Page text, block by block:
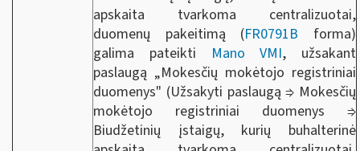
apskaita tvarkoma centralizuotai,
duomenų pakeitimą (FR0791B forma)
galima pateikti Mano VMI, užsakant
paslaugą „Mokesčių mokėtojo registriniai
duomenys" (Užsakyti paslaugą ⇒ Mokesčių
mokėtojo registriniai duomenys ⇒
Biudžetinių įstaigų, kurių buhalterinė